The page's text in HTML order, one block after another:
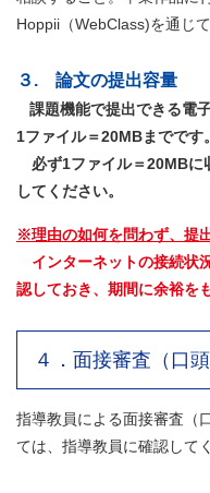
Hoppii（WebClass)を通じ
３. 論文の提出容量
課題機能で提出できる電
1ファイル＝20MBまでです。
必ず1ファイル＝20MBに
してください。
※理由の如何を問わず、提
インターネットの接続状
認しておき、期間に余裕を
４．面接審査（口頭
指導教員による面接審査（
ては、指導教員に確認して